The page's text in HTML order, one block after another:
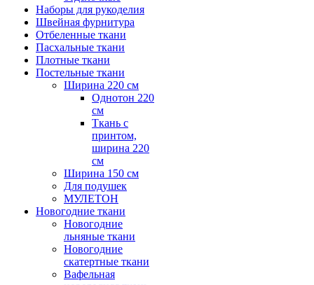
Наборы для рукоделия
Швейная фурнитура
Отбеленные ткани
Пасхальные ткани
Плотные ткани
Постельные ткани
Ширина 220 см
Однотон 220
см
Ткань с
принтом,
ширина 220
см
Ширина 150 см
Для подушек
МУЛЕТОН
Новогодние ткани
Новогодние
льняные ткани
Новогодние
скатертные ткани
Вафельная